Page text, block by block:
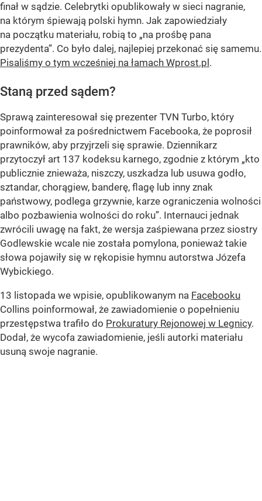
finał w sądzie. Celebrytki opublikowały w sieci nagranie,
na którym śpiewają polski hymn. Jak zapowiedziały
na początku materiału, robią to „na prośbę pana
prezydenta”. Co było dalej, najlepiej przekonać się samemu.
Pisaliśmy o tym wcześniej na łamach Wprost.pl .
Staną przed sądem?
Sprawą zainteresował się prezenter TVN Turbo, który
poinformował za pośrednictwem Facebooka, że poprosił
prawników, aby przyjrzeli się sprawie. Dziennikarz
przytoczył art 137 kodeksu karnego, zgodnie z którym „kto
publicznie znieważa, niszczy, uszkadza lub usuwa godło,
sztandar, chorągiew, banderę, flagę lub inny znak
państwowy, podlega grzywnie, karze ograniczenia wolności
albo pozbawienia wolności do roku”. Internauci jednak
zwrócili uwagę na fakt, że wersja zaśpiewana przez siostry
Godlewskie wcale nie została pomylona, ponieważ takie
słowa pojawiły się w rękopisie hymnu autorstwa Józefa
Wybickiego.
13 listopada we wpisie, opublikowanym na Facebooku
Collins poinformował, że zawiadomienie o popełnieniu
przestępstwa trafiło do Prokuratury Rejonowej w Legnicy.
Dodał, że wycofa zawiadomienie, jeśli autorki materiału
usuną swoje nagranie.